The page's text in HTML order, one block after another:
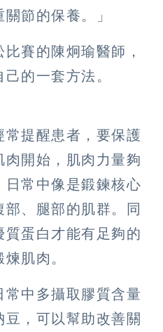
節的保養。」
賽的陳炯瑜醫師，
的一套方法。
提醒患者，要保護
開始，肌肉力量夠
常中像是鍛鍊核心
、腿部的肌群。同
蛋白才能有足夠的
肌肉。
常中多攝取膠質含量
，可以幫助改善關